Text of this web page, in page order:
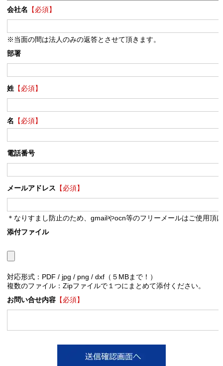
会社名 【必須】
※当面の間は法人のみの返答とさせて頂きます。
部署
姓【必須】
名 【必須】
電話番号
メールアドレス 【必須】
＊なりすまし防止のため、gmailやocn等のフリーメールはご使用頂
添付ファイル
対応形式：PDF / jpg / png / dxf（５MBまで！）
複数のファイル：Zipファイルで１つにまとめて添付ください。
お問い合せ内容【必須】